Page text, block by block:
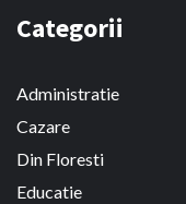
Categorii
Administratie
Cazare
Din Floresti
Educatie